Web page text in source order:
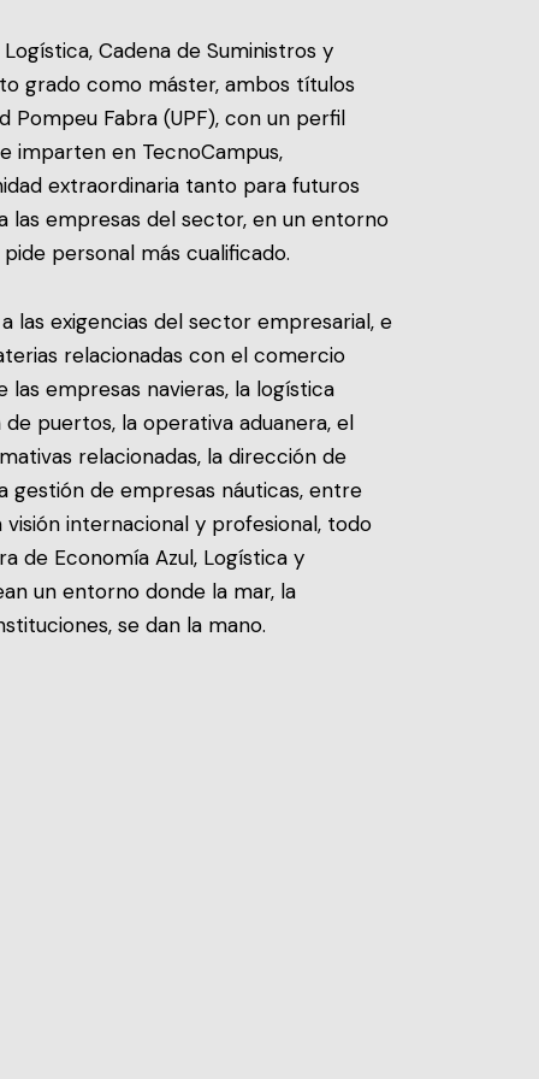
Cadena de Suministros y
grado como máster, ambos títulos
Pompeu Fabra (UPF), con un perfil
imparten en TecnoCampus,
extraordinaria tanto para futuros
las empresas del sector, en un entorno
personal más cualificado.
las exigencias del sector empresarial, e
relacionadas con el comercio
las empresas navieras, la logística
puertos, la operativa aduanera, el
relacionadas, la dirección de
gestión de empresas náuticas, entre
internacional y profesional, todo
de Economía Azul, Logística y
un entorno donde la mar, la
se dan la mano.